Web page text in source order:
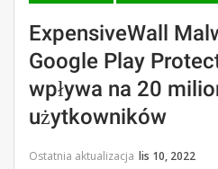
ExpensiveWall
Google Play
wpływa na 20
użytkowników
Ostatnia aktualizacja lis 10, 2022